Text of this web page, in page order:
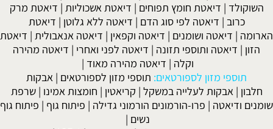
השוקולד | דיאטת חומץ תפוחים | דיאטת אשכוליות | דיאטת מרק
כרוב | דיאטה לפי סוג הדם | דיאטה ללא גלוטן | דיאטת
הארומה | דיאטה ושומנים | דיאטה וקפאין | דיאטה אנאבולית | דיאטת
הזון | דיאטה ותוספי תזונה | דיאטה לפני ואחרי | דיאטה מהירה
וקלה | דיאטה מהירה מאוד |
תוספי מזון לספורטאים: תוספי מזון לספורטאים | אבקות
חלבון | אבקות לעלייה במשקל | קריאטין | חומצות אמינו |שרפת
שומנים ודיאטה | פרו-הורמונים הורמוני גדילה | פיתוח גוף | פיתוח גוף
נשים |